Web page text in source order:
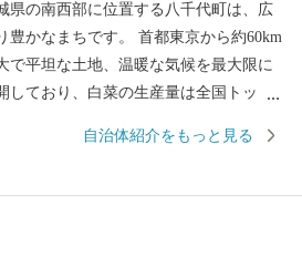
県の南西部に位置する八千代町は、広
豊かなまちです。 首都東京から約60km
で平坦な土地、温暖な気候を最大限に
しており、白菜の生産量は全国トッ
のように青々と広がる白菜畑は、まさ
自治体紹介をもっと見る